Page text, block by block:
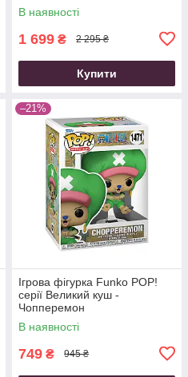
В наявності
1 699 ₴ 2 295 ₴
Купити
–21%
Ігрова фігурка Funko POP!
cерії Великий куш -
Чопперемон
В наявності
749 ₴ 945 ₴